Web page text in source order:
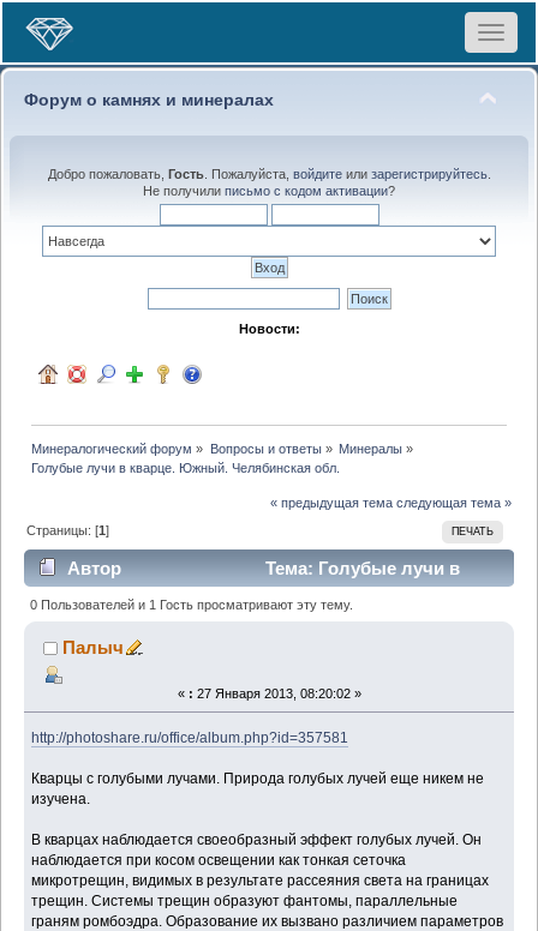
Toggle
Форум о камнях и минералах
Добро пожаловать, Гость. Пожалуйста, войдитеили зарегистрируйтесь.
Не получили письмо с кодом активации?
Новости:
Минералогический форум » Вопросы и ответы» Минералы»
Голубые лучи в кварце. Южный. Челябинская обл.
« предыдущая тема следующая тема »
ПЕЧАТЬ
Страницы: [1]
Автор
Тема: Голубые лучи в
кварце. Южный. Челябинская обл. (Прочитано 2854
раз)
0 Пользователей и 1 Гость просматривают эту тему.
Палыч
« : 27 Января 2013, 08:20:02 »
http://photoshare.ru/office/album.php?id=357581
Кварцы с голубыми лучами. Природа голубых лучей еще никем не
изучена.
В кварцах наблюдается своеобразный эффект голубых лучей. Он
наблюдается при косом освещении как тонкая сеточка
микротрещин, видимых в результате рассеяния света на границах
трещин. Системы трещин образуют фантомы, параллельные
граням ромбоэдра. Образование их вызвано различием параметров